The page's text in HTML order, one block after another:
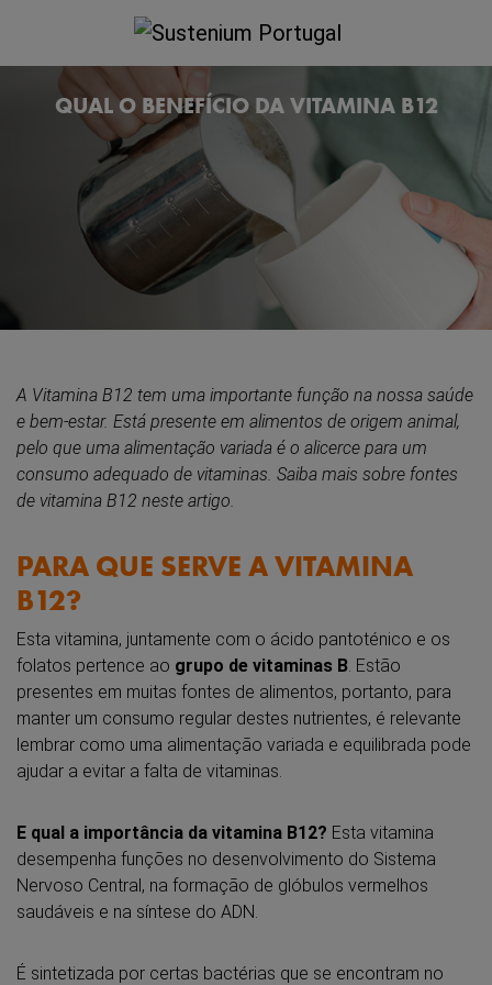
QUAL O BENEFÍCIO DA VITAMINA B12
A Vitamina B12 tem uma importante função na nossa saúde
e bem-estar. Está presente em alimentos de origem animal,
pelo que uma alimentação variada é o alicerce para um
consumo adequado de vitaminas. Saiba mais sobre fontes
de vitamina B12 neste artigo.
PARA QUE SERVE A VITAMINA
B12?
Esta vitamina, juntamente com o ácido pantoténico e os
folatos pertence ao grupo de vitaminas B. Estão
presentes em muitas fontes de alimentos, portanto, para
manter um consumo regular destes nutrientes, é relevante
lembrar como uma alimentação variada e equilibrada pode
ajudar a evitar a falta de vitaminas.
E qual a importância da vitamina B12? Esta vitamina
desempenha funções no desenvolvimento do Sistema
Nervoso Central, na formação de glóbulos vermelhos
saudáveis e na síntese do ADN.
É sintetizada por certas bactérias que se encontram no